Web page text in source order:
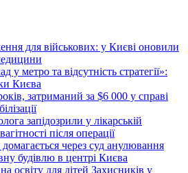
для військових: у Києві оновили
у метро та відсутність стратегії»:
Києва
затриманий за $6 000 у справі
запідозрили у лікарській
після операції
через суд анулювання
будівлю в центрі Києва
освіту для дітей Захисників у